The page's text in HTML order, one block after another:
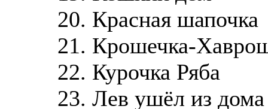
20. Красная шапочка
21. Крошечка-
22. Курочка Ряба
23. Лев ушёл из дома